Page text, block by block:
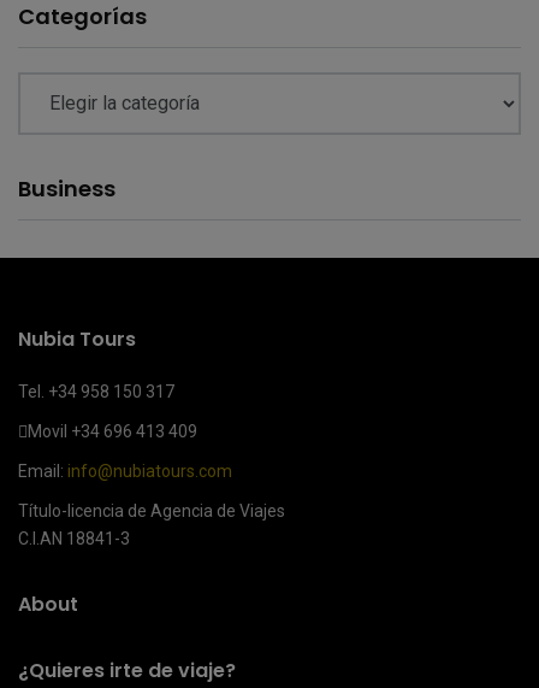
Categorías
Business
Nubia Tours
Tel. +34 958 150 317
Movil +34 696 413 409
Email: info@nubiatours.com
Título-licencia de Agencia de Viajes
C.I.AN 18841-3
About
¿Quieres irte de viaje?